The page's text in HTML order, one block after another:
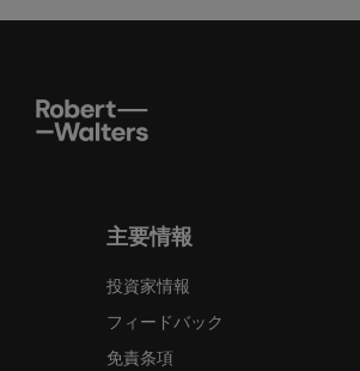
主要情報
投資家情報
フィードバック
免責条項